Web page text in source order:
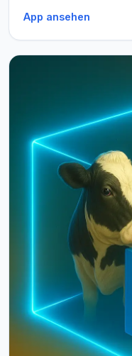
App ansehen